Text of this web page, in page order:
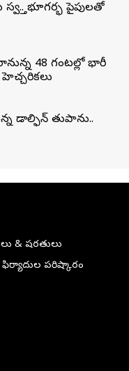
భూగర్భ పైపులతో
48 గంటల్లో భారీ
డాల్ఫిన్‌ తుపాను..
& షరతులు
ఫిర్యాదుల పరిష్కారం